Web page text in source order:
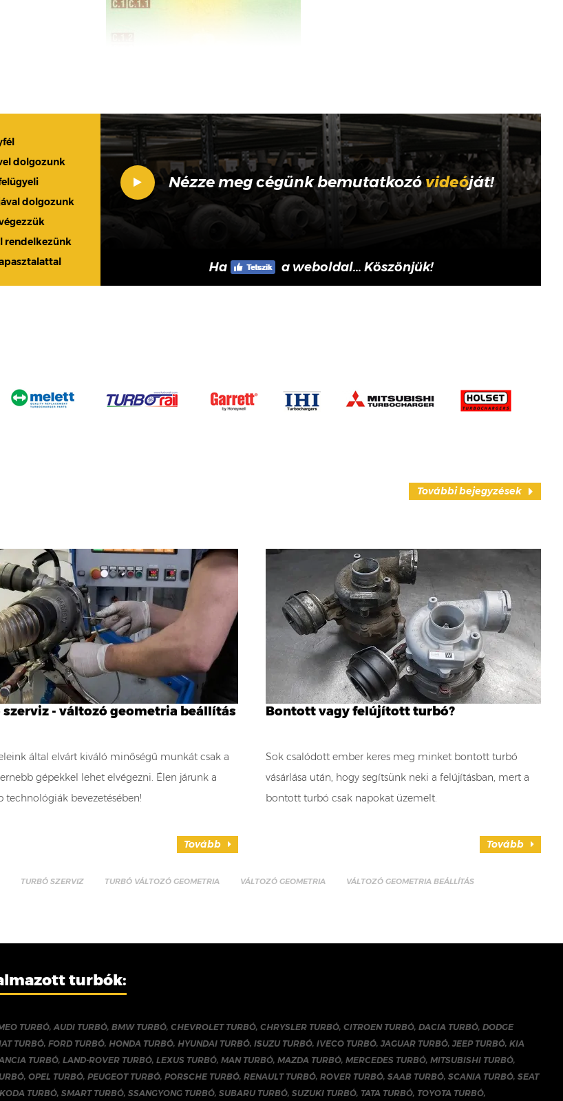
dolgozunk
dolgozunk
rendelkezünk
Nézze meg cégünk bemutatkozóvideóját!
Ha a weboldal... Köszönjük!
További bejegyzések
szerviz - változó geometria beállítás
által elvárt kiváló minőségű munkát csak a
gépekkel lehet elvégezni. Élen járunk a
technológiák bevezetésében!
Tovább
Bontott vagy felújított turbó?
Sok csalódott ember keres meg minket bontott turbó
vásárlása után, hogy segítsünk neki a felújításban, mert a
bontott turbó csak napokat üzemelt.
Tovább
TURBÓ SZERVIZ TURBÓ VÁLTOZÓ GEOMETRIA VÁLTOZÓ GEOMETRIA VÁLTOZÓ GEOMETRIA BEÁLLÍTÁS
turbók:
TURBÓ,AUDI TURBÓ, BMW TURBÓ, CHEVROLET TURBÓ, CHRYSLER TURBÓ, CITROEN TURBÓ, DACIA TURBÓ, DODGE
TURBÓ, FORD TURBÓ, HONDA TURBÓ, HYUNDAI TURBÓ, ISUZU TURBÓ, IVECO TURBÓ, JAGUAR TURBÓ, JEEP TURBÓ, KIA
TURBÓ, LAND-ROVER TURBÓ, LEXUS TURBÓ, MAN TURBÓ, MAZDA TURBÓ, MERCEDES TURBÓ, MITSUBISHI TURBÓ,
, OPEL TURBÓ, PEUGEOT TURBÓ, PORSCHE TURBÓ, RENAULT TURBÓ, ROVER TURBÓ, SAAB TURBÓ, SCANIA TURBÓ, SEAT
TURBÓ, SMART TURBÓ, SSANGYONG TURBÓ, SUBARU TURBÓ, SUZUKI TURBÓ, TATA TURBÓ, TOYOTA TURBÓ,